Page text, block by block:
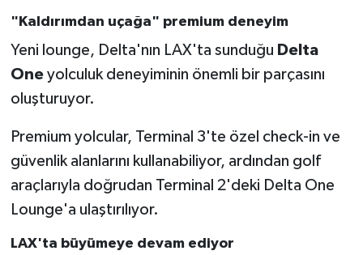
"Kaldırımdan uçağa" premium deneyim
Yeni lounge, Delta'nın LAX'ta sunduğu Delta
Oneyolculuk deneyiminin önemli bir parçasını
oluşturuyor.
Premium yolcular, Terminal 3'te özel check-in ve
güvenlik alanlarını kullanabiliyor, ardından golf
araçlarıyla doğrudan Terminal 2'deki Delta One
Lounge'a ulaştırılıyor.
LAX'ta büyümeye devam ediyor